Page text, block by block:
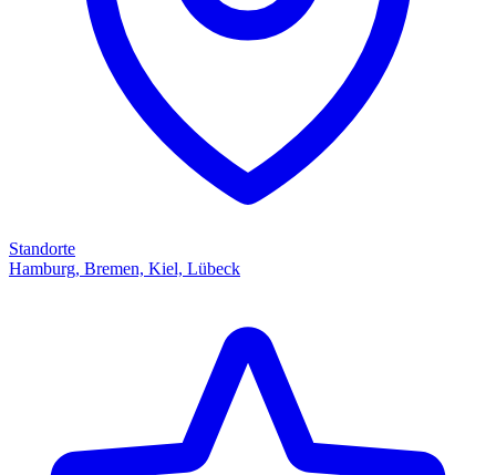
Standorte
Hamburg, Bremen, Kiel, Lübeck